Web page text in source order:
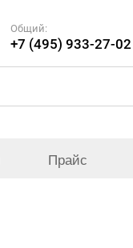
Общий:
+7 (495) 933-27-02
Прайс